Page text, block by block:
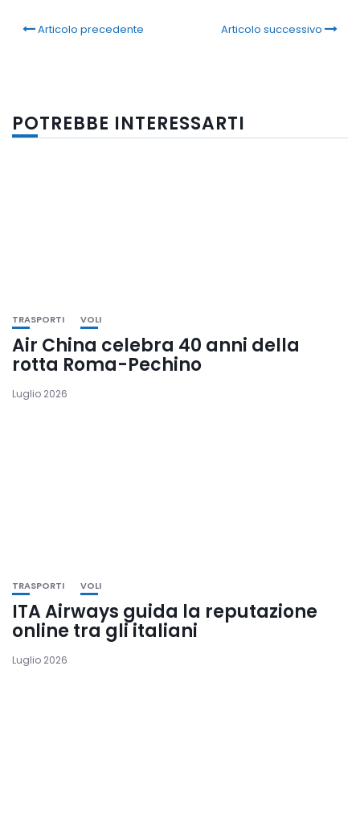
Articolo precedente Articolo successivo
POTREBBE INTERESSARTI
TRASPORTI VOLI
Air China celebra 40 anni della
rotta Roma-Pechino
Luglio 2026
TRASPORTI VOLI
ITA Airways guida la reputazione
online tra gli italiani
Luglio 2026